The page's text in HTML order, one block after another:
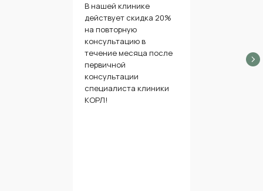
В нашей клинике
действует скидка 20%
на повторную
консультацию в
течение месяца после
первичной
консультации
специалиста клиники
КОРЛ!